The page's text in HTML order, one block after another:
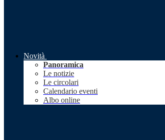
Novità
Panoramica
Le notizie
Le circolari
Calendario eventi
Albo online